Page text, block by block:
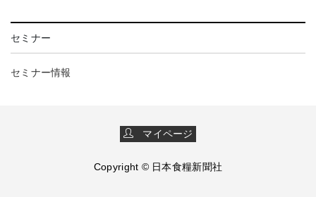
セミナー
セミナー情報
マイページ
Copyright © 日本食糧新聞社